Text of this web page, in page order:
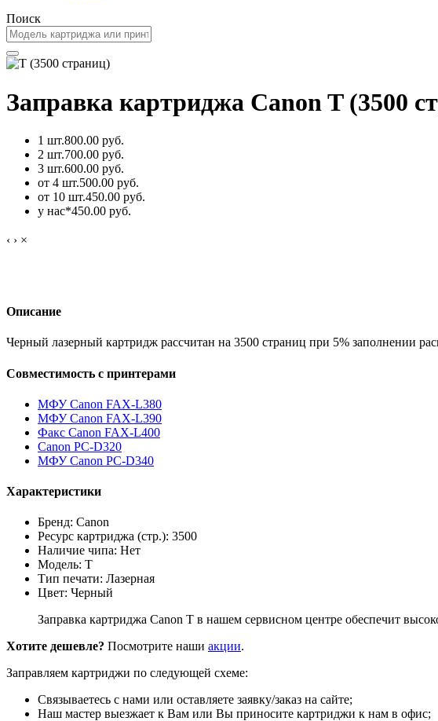
Поиск
Заправка картриджа Canon T (3500
1 шт.800.00 руб.
2 шт.700.00 руб.
3 шт.600.00 руб.
от 4 шт.500.00 руб.
от 10 шт.450.00 руб.
у нас*450.00 руб.
‹ › ×
Описание
Черный лазерный картридж рассчитан на 3500 страниц при 5% заполнении
Совместимость с принтерами
МФУ Canon FAX-L380
МФУ Canon FAX-L390
Факс Canon FAX-L400
Canon PC-D320
МФУ Canon PC-D340
Характеристики
Бренд: Canon
Ресурс картриджа (стр.): 3500
Наличие чипа: Нет
Модель: T
Тип печати: Лазерная
Цвет: Черный
Заправка картриджа Canon T в нашем сервисном центре обеспечит
Хотите дешевле? Посмотрите наши акции.
Заправляем картриджи по следующей схеме:
Связываетесь с нами или оставляете заявку/заказ на сайте;
Наш мастер выезжает к Вам или Вы приносите картриджи к нам в офис;